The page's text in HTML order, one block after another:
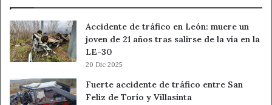
de
León
Accidente de tráfico en León: muere un
joven de 21 años tras salirse de la vía en la
LE-30
20 Dic 2025
Fuerte accidente de tráfico entre San
Feliz de Torío y Villasinta